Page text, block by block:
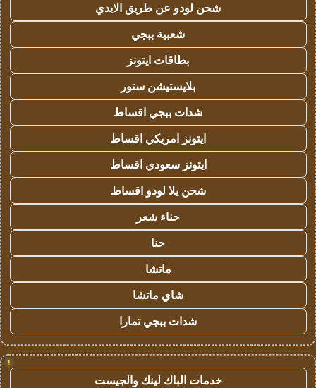
شحن لودو عن طريق الايدي
شعبية ببجي
بطاقات ايتونز
بلايستيشن ستور
شدات ببجي اقساط
ايتونز امريكي اقساط
ايتونز سعودي اقساط
شحن يلا لودو اقساط
حناء شعر
حنا
ماتشا
شاي ماتشا
شدات ببجي تمارا
!
خدمات الباك لينك والجيست